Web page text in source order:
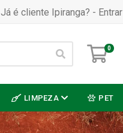
Já é cliente Ipiranga? - Entrar
0
LIMPEZA PET